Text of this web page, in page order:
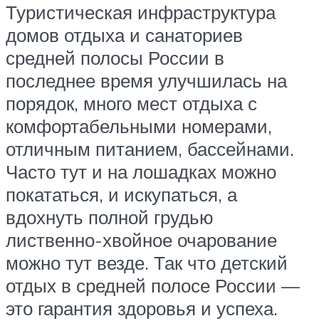
Туристическая инфраструктура
домов отдыха и санаториев
средней полосы России в
последнее время улучшилась на
порядок, много мест отдыха с
комфортабельными номерами,
отличным питанием, бассейнами.
Часто тут и на лошадках можно
покататься, и искупаться, а
вдохнуть полной грудью
лиственно-хвойное очарование
можно тут везде. Так что детский
отдых в средней полосе России —
это гарантия здоровья и успеха.